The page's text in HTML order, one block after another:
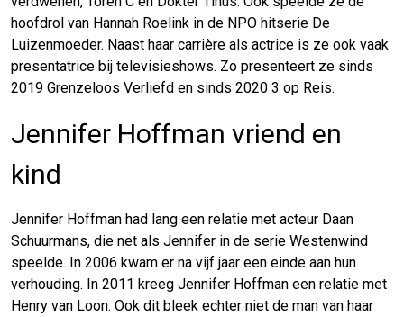
hoofdrol van Hannah Roelink in de NPO hitserie De
Luizenmoeder. Naast haar carrière als actrice is ze ook vaak
presentatrice bij televisieshows. Zo presenteert ze sinds
2019 Grenzeloos Verliefd en sinds 2020 3 op Reis.
Jennifer Hoffman vriend en
kind
Jennifer Hoffman had lang een relatie met acteur Daan
Schuurmans, die net als Jennifer in de serie Westenwind
speelde. In 2006 kwam er na vijf jaar een einde aan hun
verhouding. In 2011 kreeg Jennifer Hoffman een relatie met
Henry van Loon. Ook dit bleek echter niet de man van haar